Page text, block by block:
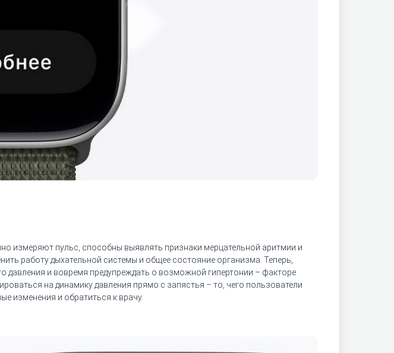
измеряют пульс, способны выявлять признаки мерцательной аритмии и
работу дыхательной системы и общее состояние организма. Теперь,
давления и вовремя предупреждать о возможной гипертонии – факторе
на динамику давления прямо с запястья – то, чего пользователи
изменения и обратиться к врачу.